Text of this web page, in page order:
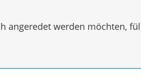
angeredet werden möchten,